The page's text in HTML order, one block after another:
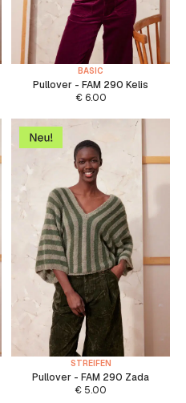
BASIC
Pullover - FAM 290 Kelis
€6.00
STREIFEN
Pullover - FAM 290 Zada
€ 5.00